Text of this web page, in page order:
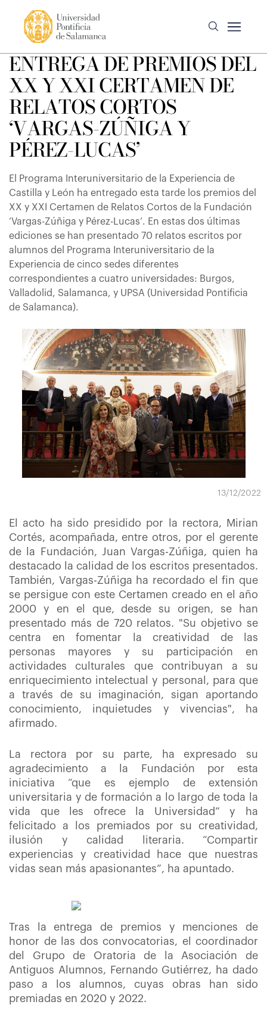
ENTREGA DE PREMIOS DEL
XX Y XXI CERTAMEN DE
RELATOS CORTOS
‘VARGAS-ZÚÑIGA Y
PÉREZ-LUCAS’
El Programa Interuniversitario de la Experiencia de
Castilla y León ha entregado esta tarde los premios del
XX y XXI Certamen de Relatos Cortos de la Fundación
‘Vargas-Zúñiga y Pérez-Lucas’. En estas dos últimas
ediciones se han presentado 70 relatos escritos por
alumnos del Programa Interuniversitario de la
Experiencia de cinco sedes diferentes
correspondientes a cuatro universidades: Burgos,
Valladolid, Salamanca, y UPSA (Universidad Pontificia
de Salamanca).
13/12/2022
El acto ha sido presidido por la rectora, Mirian
Cortés, acompañada, entre otros, por el gerente
de la Fundación, Juan Vargas-Zúñiga, quien ha
destacado la calidad de los escritos presentados.
También, Vargas-Zúñiga ha recordado el fin que
se persigue con este Certamen creado en el año
2000 y en el que, desde su origen, se han
presentado más de 720 relatos. "Su objetivo se
centra en fomentar la creatividad de las
personas mayores y su participación en
actividades culturales que contribuyan a su
enriquecimiento intelectual y personal, para que
a través de su imaginación, sigan aportando
conocimiento, inquietudes y vivencias", ha
afirmado.
La rectora por su parte, ha expresado su
agradecimiento a la Fundación por esta
iniciativa “que es ejemplo de extensión
universitaria y de formación a lo largo de toda la
vida que les ofrece la Universidad” y ha
felicitado a los premiados por su creatividad,
ilusión y calidad literaria. “Compartir
experiencias y creatividad hace que nuestras
vidas sean más apasionantes”, ha apuntado.
Tras la entrega de premios y menciones de
honor de las dos convocatorias, el coordinador
del Grupo de Oratoria de la Asociación de
Antiguos Alumnos, Fernando Gutiérrez, ha dado
paso a los alumnos, cuyas obras han sido
premiadas en 2020 y 2022.